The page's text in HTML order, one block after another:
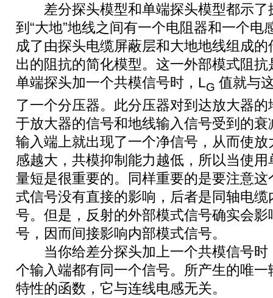
差分探头模型和单端探头模型都示了
到“大地”地线之间有一个电阻器和一个电
成了由探头电缆屏蔽层和大地地线组成的
出的阻抗的简化模型。这一外部模式阻
单端探头加一个共模信号时，LG 值就与
了一个分压器。此分压器对到达放大器
于放大器的信号和地线输入信号受到的
输入端上就出现了一个净信号，从而使
感越大，共模抑制能力越低，所以当使
量短是很重要的。同样重要的是要注意
式信号没有直接的影响，后者是同轴电
号。但是，反射的外部模式信号确实会
号，因而间接影响内部模式信号。
当你给差分探头加上一个共模信号时
个输入端都有同一个信号。所产生的唯
特性的函数，它与连线电感无关。